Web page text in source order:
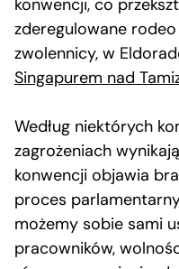
konwencji, co
zderegulowane
zwolennicy, w
Singapurem nad
Według niektórych
zagrożeniach
konwencji objawia
proces
możemy sobie sami
pracowników,